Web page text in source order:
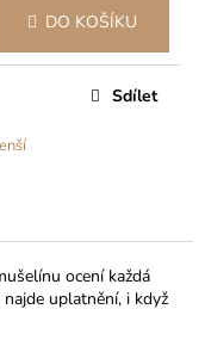
DO KOŠÍKU
Sdílet
ocení každá
uplatnění, i když